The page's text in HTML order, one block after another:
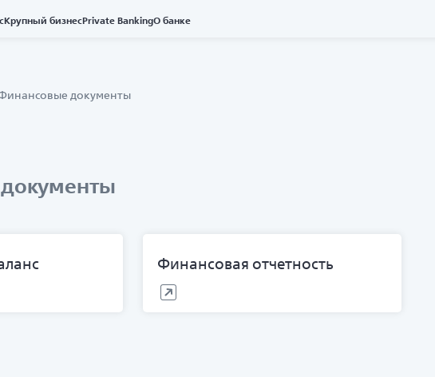
Крупный бизнесPrivate BankingО банке
документы
Финансовая отчетность